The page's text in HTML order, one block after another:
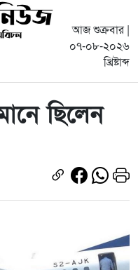
আজ শুক্রবার |
০৭-০৮-২০২৬
খ্রিষ্টাব্দ
ছিলেন